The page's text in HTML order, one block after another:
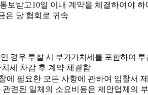
보받고10일 이내 계약을 체결하여야 하
은 당 협회로 귀속
경우 투찰 시 부가가치세를 포함하여 투
세 차감 후 계약 체결함
에 필요한 모든 사항에 관하여 입찰서
련된 일체의 소요비용은 제안업체의